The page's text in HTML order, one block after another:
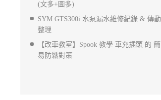
(文多+圖多)
SYM GTS300i 水泵漏水維修紀錄 & 傳動
整理
【改車教室】Spook 教學 車充插頭 的 簡
易防鬆對策